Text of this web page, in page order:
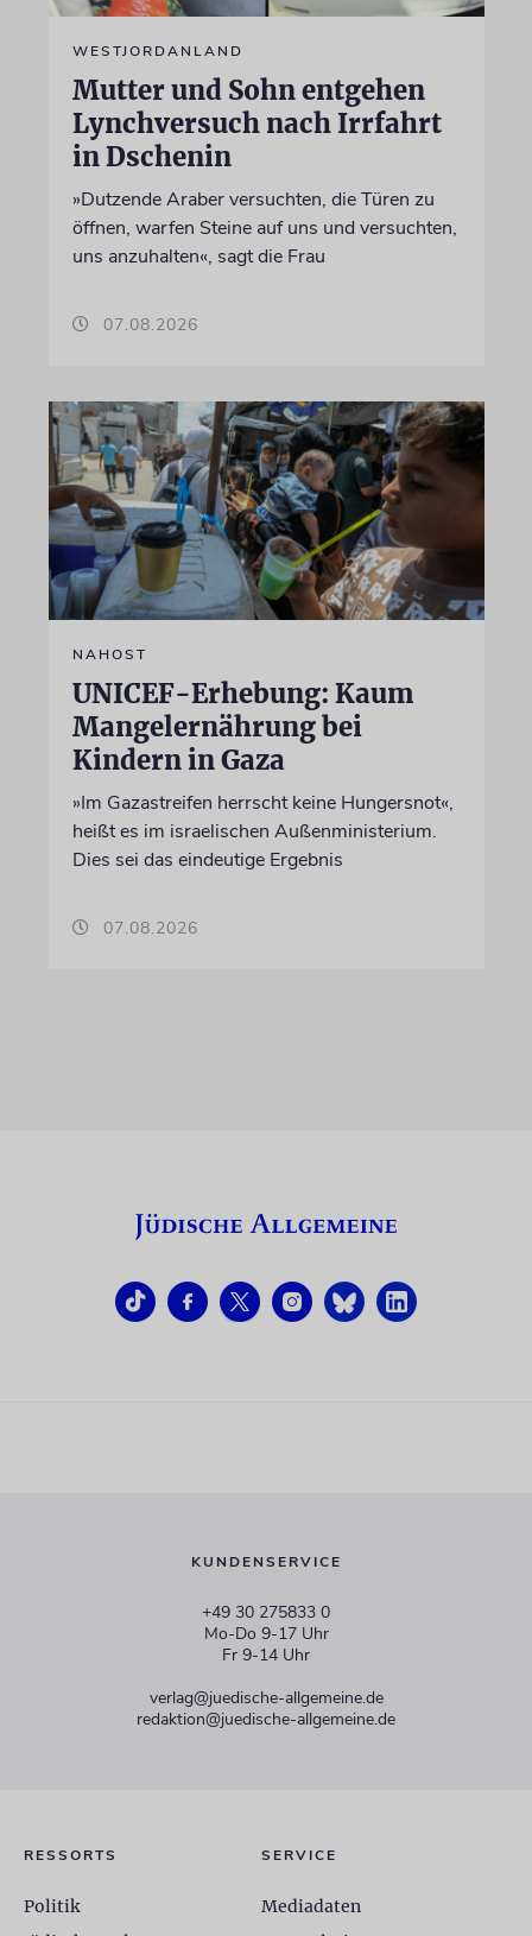
WESTJORDANLAND
Mutter und Sohn entgehen
Lynchversuch nach Irrfahrt
in Dschenin
»Dutzende Araber versuchten, die Türen zu
öffnen, warfen Steine auf uns und versuchten,
uns anzuhalten«, sagt die Frau
07.08.2026
NAHOST
UNICEF-Erhebung: Kaum
Mangelernährung bei
Kindern in Gaza
»Im Gazastreifen herrscht keine Hungersnot«,
heißt es im israelischen Außenministerium.
Dies sei das eindeutige Ergebnis
07.08.2026
KUNDENSERVICE
+49 30 275833 0
Mo-Do 9-17 Uhr
Fr 9-14 Uhr
verlag@juedische-allgemeine.de
redaktion@juedische-allgemeine.de
RESSORTS
Politik
SERVICE
Mediadaten